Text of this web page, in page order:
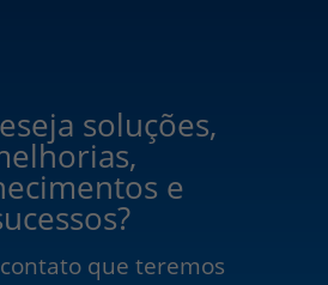
soluções,
e
que teremos